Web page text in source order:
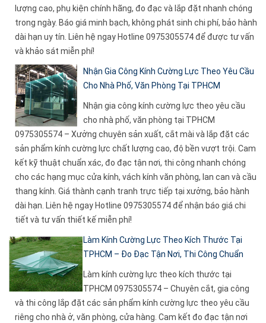
lượng cao, phụ kiện chính hãng, đo đạc và lắp đặt nhanh chóng
trong ngày. Báo giá minh bạch, không phát sinh chi phí, bảo hành
dài hạn uy tín. Liên hệ ngay Hotline 0975305574 để được tư vấn
và khảo sát miễn phí!
Nhận Gia Công Kính Cường Lực Theo Yêu Cầu
Cho Nhà Phố, Văn Phòng Tại TPHCM
Nhận gia công kính cường lực theo yêu cầu
cho nhà phố, văn phòng tại TPHCM
0975305574 – Xưởng chuyên sản xuất, cắt mài và lắp đặt các
sản phẩm kính cường lực chất lượng cao, độ bền vượt trội. Cam
kết kỹ thuật chuẩn xác, đo đạc tận nơi, thi công nhanh chóng
cho các hạng mục cửa kính, vách kính văn phòng, lan can và cầu
thang kính. Giá thành cạnh tranh trực tiếp tại xưởng, bảo hành
dài hạn. Liên hệ ngay Hotline 0975305574 để nhận báo giá chi
tiết và tư vấn thiết kế miễn phí!
Làm Kính Cường Lực Theo Kích Thước Tại
TPHCM – Đo Đạc Tận Nơi, Thi Công Chuẩn
Làm kính cường lực theo kích thước tại
TPHCM 0975305574 – Chuyên cắt, gia công
và thi công lắp đặt các sản phẩm kính cường lực theo yêu cầu
riêng cho nhà ở, văn phòng, cửa hàng. Cam kết đo đạc tận nơi